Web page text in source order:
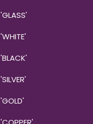
'GLASS'
'WHITE'
'BLACK'
'SILVER'
'GOLD'